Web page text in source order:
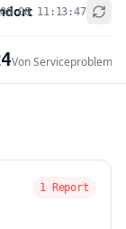
08 11:13:47
Von
+
1 Report